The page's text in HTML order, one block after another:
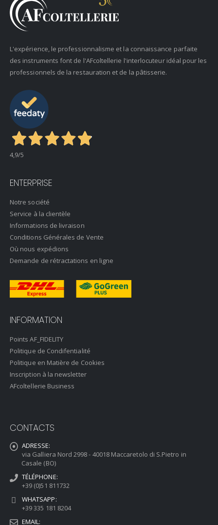
L'expérience, le professionnalisme et la connaissance parfaite
des instruments font de l'AFcoltellerie l'interlocuteur idéal pour les
professionnels de la restauration et de la pâtisserie.
4,9/5
ENTERPRISE
Notre société
Service à la clientèle
Informations de livraison
Conditions Générales de Vente
Où nous expédions
Demande de rétractations en ligne
INFORMATION
Points AF_FIDELITY
Politique de Condifentialité
Politique en Matière de Cookies
Inscription à la newsletter
AFcoltellerie Business
CONTACTS
ADRESSE:
via Galliera Nord 2998 - 40018 Maccaretolo di S.Pietro in
Casale (BO)
TÉLÉPHONE:
+39 (0)51 811732
WHATSAPP:
+39 335 181 8204
EMAIL: